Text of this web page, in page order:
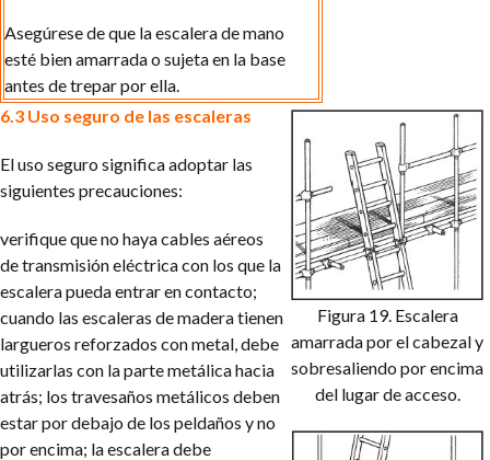
Asegúrese de que la escalera de mano
esté bien amarrada o sujeta en la base
antes de trepar por ella.
Figura 19. Escalera
amarrada por el cabezal y
sobresaliendo por encima
del lugar de acceso.
6.3 Uso seguro de las escaleras
El uso seguro significa adoptar las
siguientes precauciones:
verifique que no haya cables aéreos
de transmisión eléctrica con los que la
escalera pueda entrar en contacto;
cuando las escaleras de madera tienen
largueros reforzados con metal, debe
utilizarlas con la parte metálica hacia
atrás; los travesaños metálicos deben
estar por debajo de los peldaños y no
por encima; la escalera debe